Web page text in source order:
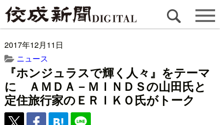
2017年12月11日
ニュース
『ホンジュラスで輝く人々』をテーマ
に ＡＭＤＡ－ＭＩＮＤＳの山田氏と
定住旅行家のＥＲＩＫＯ氏がトーク